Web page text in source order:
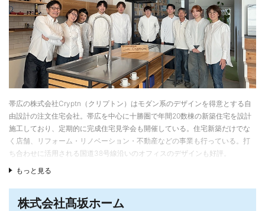
帯広の株式会社Cryptn（クリプトン）はモダン系のデザインを得意とする自
由設計の注文住宅会社。帯広を中心に十勝圏で年間20数棟の新築住宅を設計
施工しており、定期的に完成住宅見学会も開催している。住宅新築だけでな
く店舗、リフォーム・リノベーション・不動産などの事業も行っている。打
ち合わせに活用される国道38号線沿いのオフィスのデザインも好評。
デザインはモダン系中心で顧客要望を重視
住宅デザインは土地の形状や顧客の要望を前提に、設計・コーディネーター
がプランを提案する。設計・デザイン力も強みで、顧客のデザイン的な好み
もっと見る
株式会社髙坂ホーム